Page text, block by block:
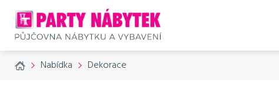
Home Nabídka Dekorace